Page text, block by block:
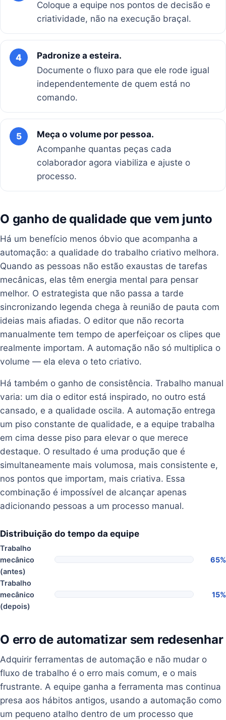
Coloque a equipe nos pontos de decisão e
criatividade, não na execução braçal.
4
Padronize a esteira.
Documente o fluxo para que ele rode igual
independentemente de quem está no
comando.
5
Meça o volume por pessoa.
Acompanhe quantas peças cada
colaborador agora viabiliza e ajuste o
processo.
O ganho de qualidade que vem junto
Há um benefício menos óbvio que acompanha a
automação: a qualidade do trabalho criativo melhora.
Quando as pessoas não estão exaustas de tarefas
mecânicas, elas têm energia mental para pensar
melhor. O estrategista que não passa a tarde
sincronizando legenda chega à reunião de pauta com
ideias mais afiadas. O editor que não recorta
manualmente tem tempo de aperfeiçoar os clipes que
realmente importam. A automação não só multiplica o
volume — ela eleva o teto criativo.
Há também o ganho de consistência. Trabalho manual
varia: um dia o editor está inspirado, no outro está
cansado, e a qualidade oscila. A automação entrega
um piso constante de qualidade, e a equipe trabalha
em cima desse piso para elevar o que merece
destaque. O resultado é uma produção que é
simultaneamente mais volumosa, mais consistente e,
nos pontos que importam, mais criativa. Essa
combinação é impossível de alcançar apenas
adicionando pessoas a um processo manual.
Distribuição do tempo da equipe
Trabalho
mecânico
(antes)
65%
Trabalho
mecânico
(depois)
15%
O erro de automatizar sem redesenhar
Adquirir ferramentas de automação e não mudar o
fluxo de trabalho é o erro mais comum, e o mais
frustrante. A equipe ganha a ferramenta mas continua
presa aos hábitos antigos, usando a automação como
um pequeno atalho dentro de um processo que